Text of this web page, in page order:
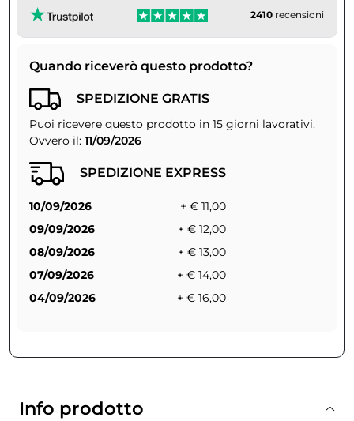
2410 recensioni
Quando riceverò questo prodotto?
SPEDIZIONE GRATIS
Puoi ricevere questo prodotto in 15 giorni lavorativi.
Ovvero il: 11/09/2026
SPEDIZIONE EXPRESS
10/09/2026
+ € 11,00
09/09/2026
+ € 12,00
08/09/2026
+ € 13,00
07/09/2026
+ € 14,00
04/09/2026
+ € 16,00
Info prodotto